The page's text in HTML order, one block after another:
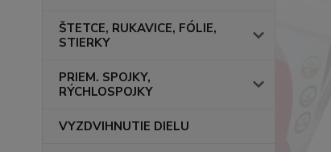
ŠTETCE, RUKAVICE, FÓLIE,
STIERKY
PRIEM. SPOJKY,
RÝCHLOSPOJKY
VYZDVIHNUTIE DIELU